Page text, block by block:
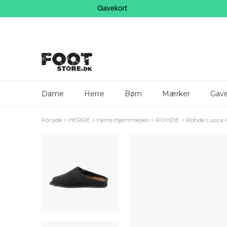
Gavekort
Dame Herre Børn Mærker
Forside HERRE Herre Hjemmesko ROHDE Rohde